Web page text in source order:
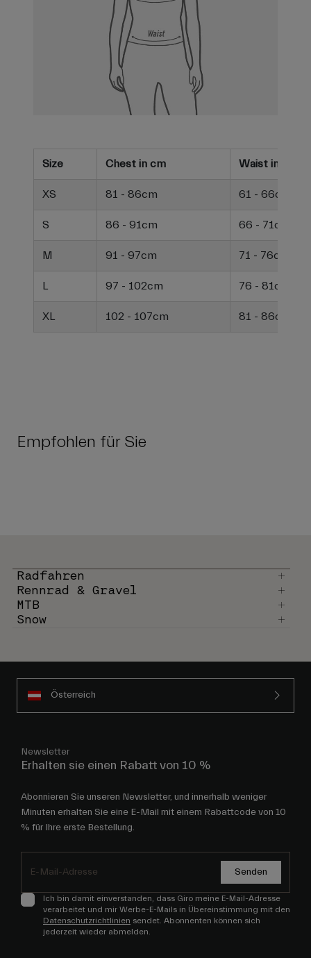
Size Chest in cm Waist in cm
XS 81 - 86cm 61 - 66cm
S 86 - 91cm 66 - 71cm
M 91 - 97cm 71 - 76cm
L 97 - 102cm 76 - 81cm
XL 102 - 107cm 81 - 86cm
Empfohlen für Sie
Radfahren
Rennrad & Gravel
MTB
Snow
Österreich
Newsletter
Erhalten sie einen Rabatt von 10 %
Abonnieren Sie unseren Newsletter, und innerhalb weniger
Minuten erhalten Sie eine E-Mail mit einem Rabattcode von 10
% für Ihre erste Bestellung.
Senden
Ich bin damit einverstanden, dass Giro meine E-Mail-Adresse
verarbeitet und mir Werbe-E-Mails in Übereinstimmung mit den
Datenschutzrichtlinien sendet. Abonnenten können sich
jederzeit wieder abmelden.